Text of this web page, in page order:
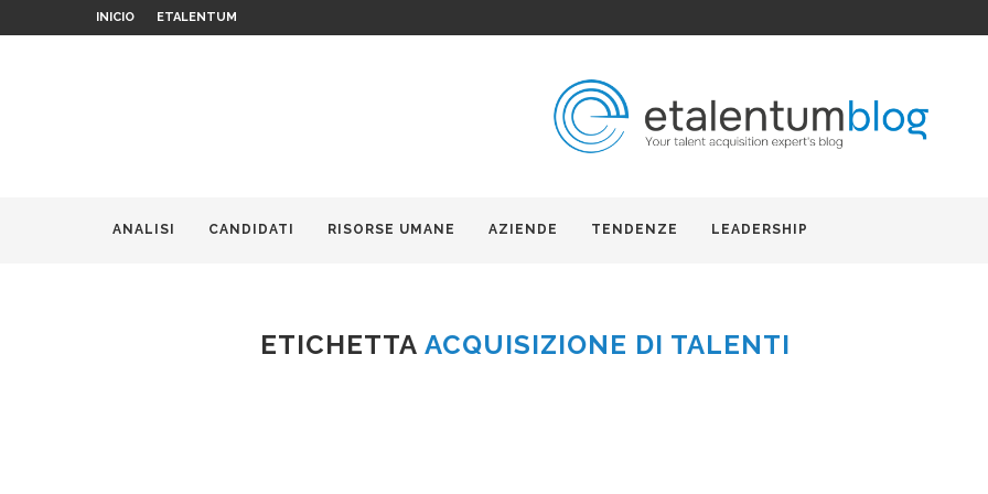
INICIO ETALENTUM
ANALISI CANDIDATI RISORSE UMANE AZIENDE TENDENZE LEADERSHIP
ETICHETTAACQUISIZIONE DI TALENTI